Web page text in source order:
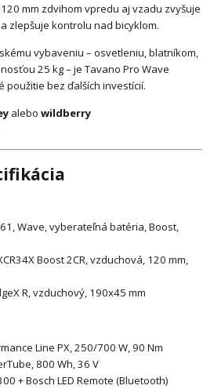
mm zdvihom vpredu aj vzadu zvyšuje
zlepšuje kontrolu nad bicyklom.
vybaveniu – osvetleniu, blatníkom,
25 kg – je Tavano Pro Wave
bez ďalších investícií.
alebo wildberry
Wave, vyberateľná batéria, Boost,
Boost 2CR, vzduchová, 120 mm,
R, vzduchový, 190x45 mm
Line PX, 250/700 W, 90 Nm
800 Wh, 36 V
+ Bosch LED Remote (Bluetooth)